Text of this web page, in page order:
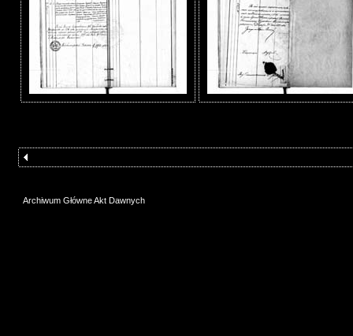
Archiwum Główne Akt Dawnych